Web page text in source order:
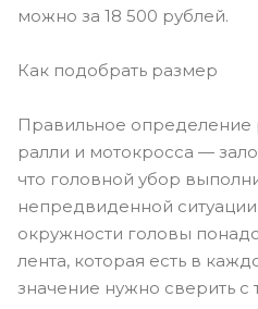
можно за 18 500 рублей.
Как подобрать размер
Правильное
ралли и мотокросса —
что головной убор
непредвиденной
окружности головы
лента, которая есть в
значение нужно сверить с